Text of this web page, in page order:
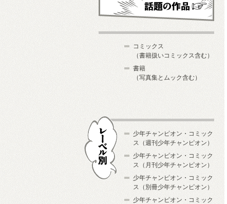
コミックス
（書籍扱いコミックス含む）
書籍
（写真集とムック含む）
少年チャンピオン・コミック
ス（週刊少年チャンピオン）
少年チャンピオン・コミック
ス（月刊少年チャンピオン）
少年チャンピオン・コミック
ス（別冊少年チャンピオン）
少年チャンピオン・コミック